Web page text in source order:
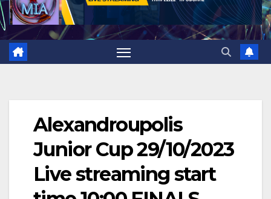
Alexandroupolis
Junior Cup 29/10/2023
Live streaming start